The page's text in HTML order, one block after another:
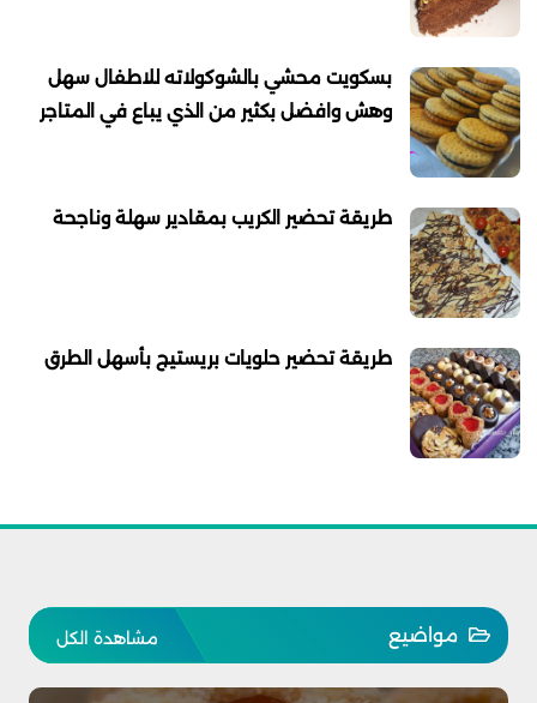
بسكويت محشي بالشوكولاته للاطفال سهل
وهش وافضل بكثير من الذي يباع في المتاجر
طريقة تحضير الكريب بمقادير سهلة وناجحة
طريقة تحضير حلويات بريستيج بأسهل الطرق
مشاهدة الكل مواضيع